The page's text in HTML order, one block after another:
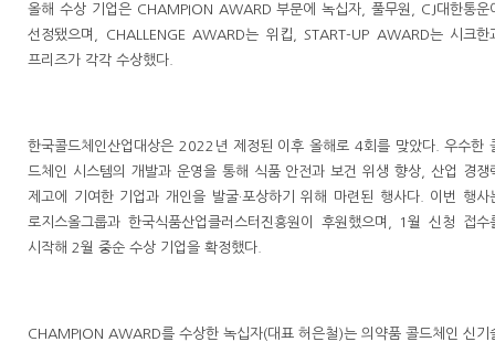
올해 수상 기업은 CHAMPION AWARD 부문에 녹십자, 풀무원, CJ대한통운
선정됐으며, CHALLENGE AWARD는 위킵, START-UP AWARD는 시크한
프리즈가 각각 수상했다.
한국콜드체인산업대상은 2022년 제정된 이후 올해로 4회를 맞았다. 우수한
드체인 시스템의 개발과 운영을 통해 식품 안전과 보건 위생 향상, 산업 경쟁
제고에 기여한 기업과 개인을 발굴·포상하기 위해 마련된 행사다. 이번 행사
로지스올그룹과 한국식품산업클러스터진흥원이 후원했으며, 1월 신청 접수
시작해 2월 중순 수상 기업을 확정했다.
CHAMPION AWARD를 수상한 녹십자(대표 허은철)는 의약품 콜드체인 신기